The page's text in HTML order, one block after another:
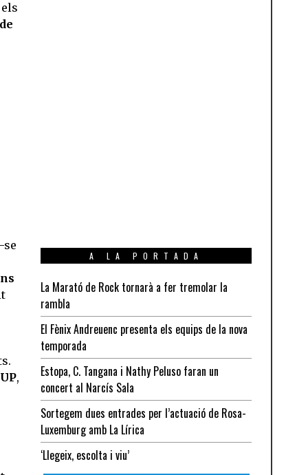
se
,
A LA PORTADA
La Marató de Rock tornarà a fer tremolar la
rambla
El Fènix Andreuenc presenta els equips de la nova
temporada
Estopa, C. Tangana i Nathy Peluso faran un
concert al Narcís Sala
Sortegem dues entrades per l’actuació de Rosa-
Luxemburg amb La Lírica
‘Llegeix, escolta i viu’